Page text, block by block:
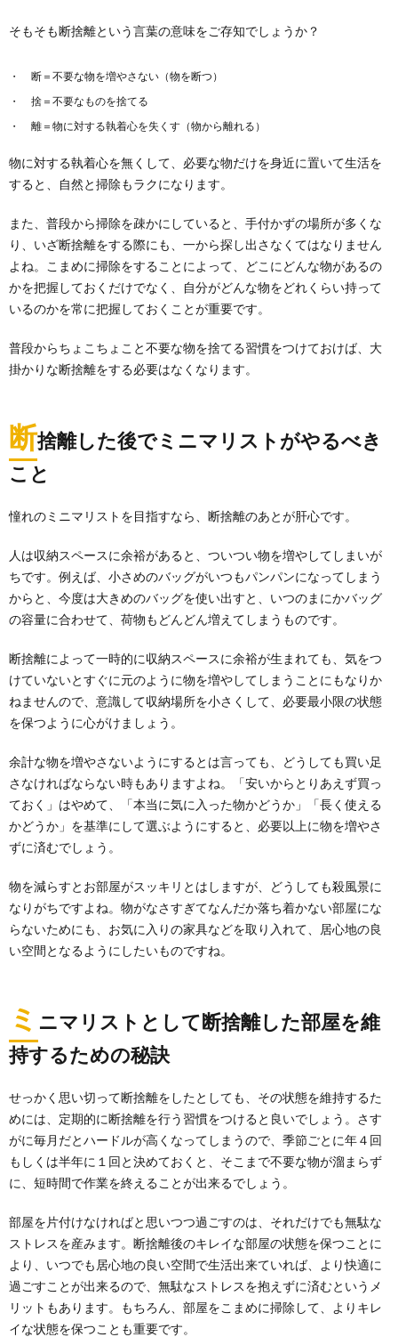
そもそも断捨離という言葉の意味をご存知でしょうか？
断＝不要な物を増やさない（物を断つ）
捨＝不要なものを捨てる
離＝物に対する執着心を失くす（物から離れる）
物に対する執着心を無くして、必要な物だけを身近に置いて生活を
すると、自然と掃除もラクになります。
また、普段から掃除を疎かにしていると、手付かずの場所が多くな
り、いざ断捨離をする際にも、一から探し出さなくてはなりません
よね。こまめに掃除をすることによって、どこにどんな物があるの
かを把握しておくだけでなく、自分がどんな物をどれくらい持って
いるのかを常に把握しておくことが重要です。
普段からちょこちょこと不要な物を捨てる習慣をつけておけば、大
掛かりな断捨離をする必要はなくなります。
断捨離した後でミニマリストがやるべき
こと
憧れのミニマリストを目指すなら、断捨離のあとが肝心です。
人は収納スペースに余裕があると、ついつい物を増やしてしまいが
ちです。例えば、小さめのバッグがいつもパンパンになってしまう
からと、今度は大きめのバッグを使い出すと、いつのまにかバッグ
の容量に合わせて、荷物もどんどん増えてしまうものです。
断捨離によって一時的に収納スペースに余裕が生まれても、気をつ
けていないとすぐに元のように物を増やしてしまうことにもなりか
ねませんので、意識して収納場所を小さくして、必要最小限の状態
を保つように心がけましょう。
余計な物を増やさないようにするとは言っても、どうしても買い足
さなければならない時もありますよね。「安いからとりあえず買っ
ておく」はやめて、「本当に気に入った物かどうか」「長く使える
かどうか」を基準にして選ぶようにすると、必要以上に物を増やさ
ずに済むでしょう。
物を減らすとお部屋がスッキリとはしますが、どうしても殺風景に
なりがちですよね。物がなさすぎてなんだか落ち着かない部屋にな
らないためにも、お気に入りの家具などを取り入れて、居心地の良
い空間となるようにしたいものですね。
ミ ニマリストとして断捨離した部屋を維
持するための秘訣
せっかく思い切って断捨離をしたとしても、その状態を維持するた
めには、定期的に断捨離を行う習慣をつけると良いでしょう。さす
がに毎月だとハードルが高くなってしまうので、季節ごとに年４回
もしくは半年に１回と決めておくと、そこまで不要な物が溜まらず
に、短時間で作業を終えることが出来るでしょう。
部屋を片付けなければと思いつつ過ごすのは、それだけでも無駄な
ストレスを産みます。断捨離後のキレイな部屋の状態を保つことに
より、いつでも居心地の良い空間で生活出来ていれば、より快適に
過ごすことが出来るので、無駄なストレスを抱えずに済むというメ
リットもあります。もちろん、部屋をこまめに掃除して、よりキレ
イな状態を保つことも重要です。